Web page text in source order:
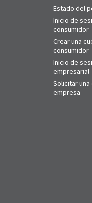
Estado del
Inicio de
consumidor
Crear una
consumidor
Inicio de
empresarial
Solicitar una
empresa